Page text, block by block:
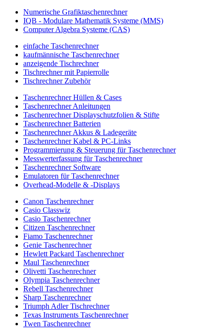
Numerische Grafiktaschenrechner
IQB - Modulare Mathematik Systeme (MMS)
Computer Algebra Systeme (CAS)
einfache Taschenrechner
kaufmännische Taschenrechner
anzeigende Tischrechner
Tischrechner mit Papierrolle
Tischrechner Zubehör
Taschenrechner Hüllen & Cases
Taschenrechner Anleitungen
Taschenrechner Displayschutzfolien & Stifte
Taschenrechner Batterien
Taschenrechner Akkus & Ladegeräte
Taschenrechner Kabel & PC-Links
Programmierung & Steuerung für Taschenrechner
Messwerterfassung für Taschenrechner
Taschenrechner Software
Emulatoren für Taschenrechner
Overhead-Modelle & -Displays
Canon Taschenrechner
Casio Classwiz
Casio Taschenrechner
Citizen Taschenrechner
Fiamo Taschenrechner
Genie Taschenrechner
Hewlett Packard Taschenrechner
Maul Taschenrechner
Olivetti Taschenrechner
Olympia Taschenrechner
Rebell Taschenrechner
Sharp Taschenrechner
Triumph Adler Tischrechner
Texas Instruments Taschenrechner
Twen Taschenrechner